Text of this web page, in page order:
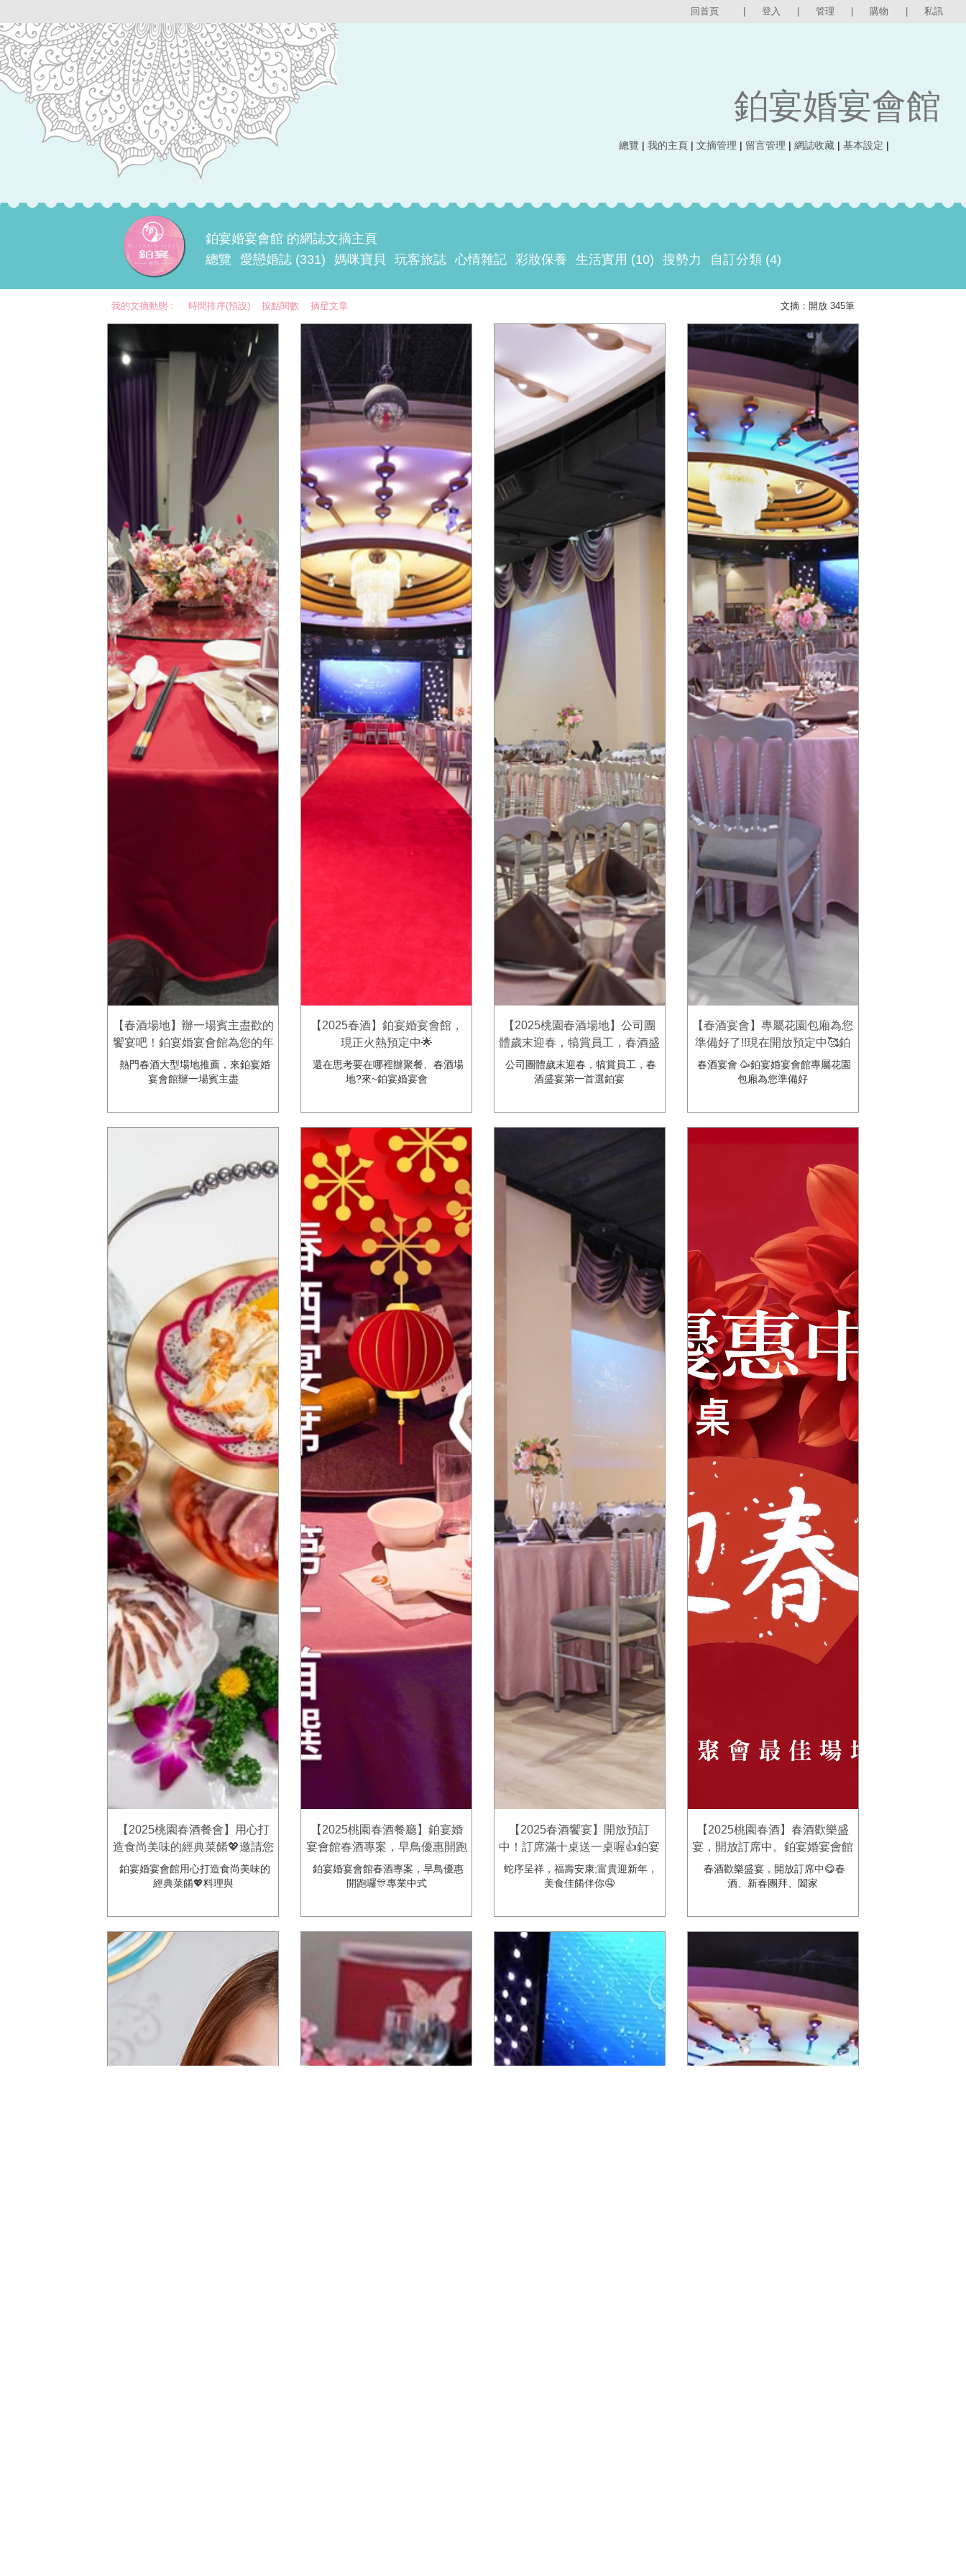
回首頁 登入 管理 購物 私訊
鉑宴婚宴會館
總覽 | 我的主頁 | 文摘管理 | 留言管理 | 網誌收藏 | 基本設定 |
鉑宴婚宴會館 的網誌文摘主頁
總覽
愛戀婚誌 (331) 媽咪寶貝 玩客旅誌 心情雜記 彩妝保養 生活實用 (10) 搜勢力 自訂分類 (4)
我的文摘動態： 時間排序(預設) 按點閱數 摘星文章 文摘：開放 345筆
【春酒場地】辦一場賓主盡歡的
饗宴吧！鉑宴婚宴會館為您的年
終盛宴做最好的規劃。
熱門春酒大型場地推薦，來鉑宴婚
宴會館辦一場賓主盡
【2025春酒】鉑宴婚宴會館，
現正火熱預定中🌟
還在思考要在哪裡辦聚餐、春酒場
地?來~鉑宴婚宴會
【2025桃園春酒場地】公司團
體歲末迎春，犒賞員工，春酒盛
宴第一首選-鉑宴婚宴會館
公司團體歲末迎春，犒賞員工，春
酒盛宴第一首選鉑宴
【春酒宴會】專屬花園包廂為您
準備好了!!現在開放預定中🥰鉑
宴婚宴會館
春酒宴會 🥳鉑宴婚宴會館專屬花園
包廂為您準備好
【2025桃園春酒餐會】用心打
造食尚美味的經典菜餚💖邀請您
來品嘗👍鉑宴婚宴會館
鉑宴婚宴會館用心打造食尚美味的
經典菜餚💖料理與
【2025桃園春酒餐廳】鉑宴婚
宴會館春酒專案，早鳥優惠開跑
囉🎊
鉑宴婚宴會館春酒專案，早鳥優惠
開跑囉🎊專業中式
【2025春酒饗宴】開放預訂
中！訂席滿十桌送一桌喔👍鉑宴
婚宴會館
蛇序呈祥，福壽安康;富貴迎新年，
美食佳餚伴你🤤
【2025桃園春酒】春酒歡樂盛
宴，開放訂席中。鉑宴婚宴會館
春酒歡樂盛宴，開放訂席中😋春
酒、新春團拜、闔家